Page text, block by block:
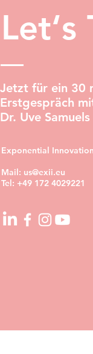
Let‘s
Jetzt für ein 30
Erstgespräch
Dr. Uve
Exponential
Mail: us@exii.eu
Tel: +49 172 4029221